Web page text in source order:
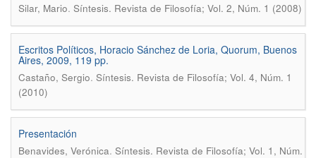
Silar, Mario. Síntesis. Revista de Filosofía; Vol. 2, Núm. 1 (2008)
Escritos Políticos, Horacio Sánchez de Loria, Quorum, Buenos
Aires, 2009, 119 pp.
Castaño, Sergio. Síntesis. Revista de Filosofía; Vol. 4, Núm. 1
(2010)
Presentación
Benavides, Verónica. Síntesis. Revista de Filosofía; Vol. 1, Núm.